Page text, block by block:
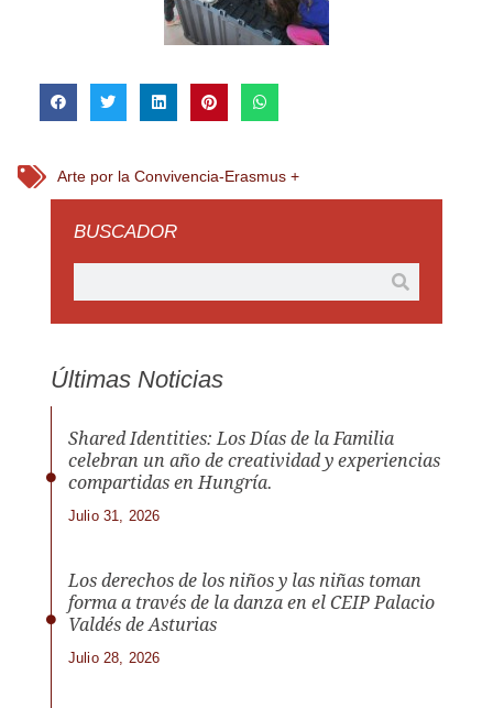
Arte por la Convivencia-Erasmus +
BUSCADOR
Últimas Noticias
Shared Identities: Los Días de la Familia
celebran un año de creatividad y experiencias
compartidas en Hungría.
Julio 31, 2026
Los derechos de los niños y las niñas toman
forma a través de la danza en el CEIP Palacio
Valdés de Asturias
Julio 28, 2026